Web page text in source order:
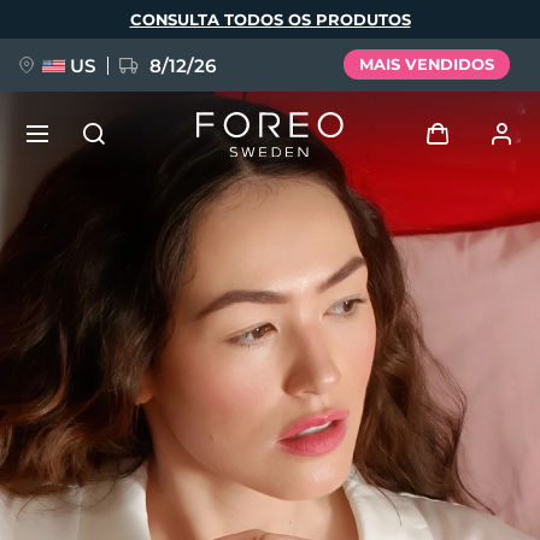
principal
CONSULTA TODOS OS PRODUTOS
US 8/12/26 MAIS VENDIDOS
Entrar
Perfil de usuário
Meus aparelhos
Meus pedidos
Meus endereços
As minhas subscrições
NOVIDADE
FAQ™ Pure Beauty-Tech Elixir
BREAKING NEWS
issa™ Teeth Whitening Set
Idioma
English Deutsch
Español
Français
Português
Polski
Svenska
Русский
Türkçe
简体中文 繁體中文